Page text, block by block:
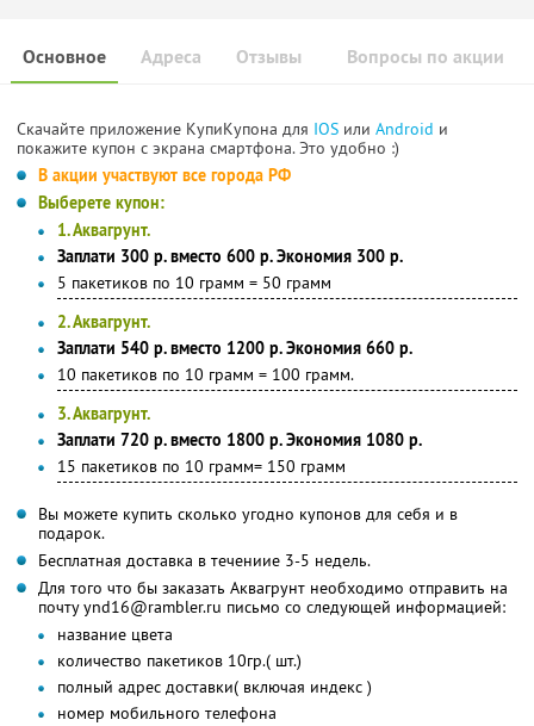
Основное Отзывы Вопросы по акции
Адреса
Скачайте приложение КупиКупона для IOS или Android и
покажите купон с экрана смартфона. Это удобно :)
В акции участвуют все города РФ
Выберете купон:
1. Аквагрунт.
Заплати 300 р. вместо 600 р. Экономия 300 р.
5 пакетиков по 10 грамм = 50 грамм
2. Аквагрунт.
Заплати 540 р. вместо 1200 р. Экономия 660 р.
10 пакетиков по 10 грамм = 100 грамм.
3. Аквагрунт.
Заплати 720 р. вместо 1800 р. Экономия 1080 р.
15 пакетиков по 10 грамм= 150 грамм
Вы можете купить сколько угодно купонов для себя и в
подарок.
Бесплатная доставка в течениие 3-5 недель.
Для того что бы заказать Аквагрунт необходимо отправить на
почту ynd16@rambler.ru письмо со следующей информацией:
название цвета
количество пакетиков 10гр.( шт.)
полный адрес доставки( включая индекс )
номер мобильного телефона